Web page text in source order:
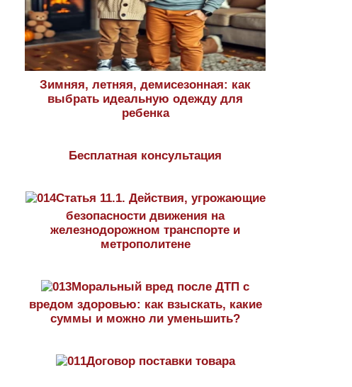
Зимняя, летняя, демисезонная: как
выбрать идеальную одежду для
ребенка
Бесплатная консультация
Статья 11.1. Действия, угрожающие
безопасности движения на
железнодорожном транспорте и
метрополитене
Моральный вред после ДТП с
вредом здоровью: как взыскать, какие
суммы и можно ли уменьшить?
Договор поставки товара